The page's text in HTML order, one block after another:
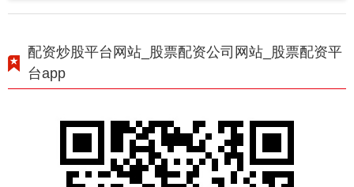
配资炒股平台网站_股票配资公司网站_股票配资平
台app